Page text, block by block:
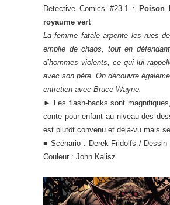
Detective Comics #23.1 :
Poison
royaume vert
La femme fatale arpente les rues
emplie de chaos, tout en
d’hommes violents, ce qui lui
avec son père. On découvre
entretien avec Bruce Wayne.
► Les flash-backs sont
conte pour enfant au niveau des
est plutôt convenu et déjà-vu mais
■ Scénario : Derek Fridolfs /
Couleur : John Kalisz